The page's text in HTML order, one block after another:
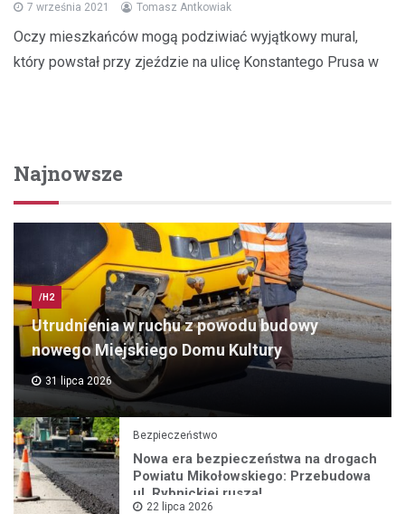
7 września 2021 Tomasz Antkowiak
Oczy mieszkańców mogą podziwiać wyjątkowy mural,
który powstał przy zjeździe na ulicę Konstantego Prusa w
Najnowsze
/H2
Utrudnienia w ruchu z powodu budowy
nowego Miejskiego Domu Kultury
31 lipca 2026
Bezpieczeństwo
Nowa era bezpieczeństwa na drogach
Powiatu Mikołowskiego: Przebudowa
ul. Rybnickiej rusza!
22 lipca 2026